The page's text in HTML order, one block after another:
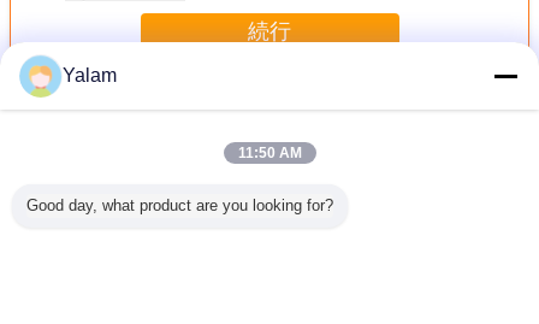
続行
多く家の美装置
Yalam
11:50 AM
Good day, what product are you looking for?